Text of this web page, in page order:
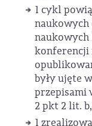
1 cykl
naukowych
naukowych
konferencji
były ujęte
przepisami
2 pkt 2 lit.
1